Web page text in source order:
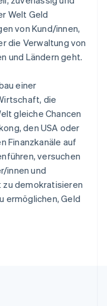
Welt Geld
von Kund/innen,
die Verwaltung von
und Ländern geht.
einer
die
gleiche Chancen
den USA oder
Finanzkanäle auf
versuchen
innen und
zu demokratisieren
ermöglichen, Geld